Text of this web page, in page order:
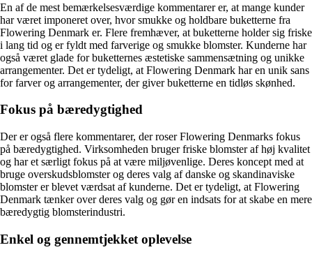
En af de mest bemærkelsesværdige kommentarer er, at mange kunder
har været imponeret over, hvor smukke og holdbare buketterne fra
Flowering Denmark er. Flere fremhæver, at buketterne holder sig friske
i lang tid og er fyldt med farverige og smukke blomster. Kunderne har
også været glade for buketternes æstetiske sammensætning og unikke
arrangementer. Det er tydeligt, at Flowering Denmark har en unik sans
for farver og arrangementer, der giver buketterne en tidløs skønhed.
Fokus på bæredygtighed
Der er også flere kommentarer, der roser Flowering Denmarks fokus
på bæredygtighed. Virksomheden bruger friske blomster af høj kvalitet
og har et særligt fokus på at være miljøvenlige. Deres koncept med at
bruge overskudsblomster og deres valg af danske og skandinaviske
blomster er blevet værdsat af kunderne. Det er tydeligt, at Flowering
Denmark tænker over deres valg og gør en indsats for at skabe en mere
bæredygtig blomsterindustri.
Enkel og gennemtjekket oplevelse